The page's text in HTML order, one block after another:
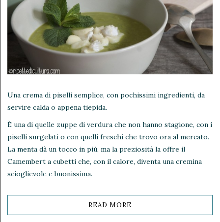
Una crema di piselli semplice, con pochissimi ingredienti, da
servire calda o appena tiepida.
È una di quelle zuppe di verdura che non hanno stagione, con i
piselli surgelati o con quelli freschi che trovo ora al mercato.
La menta dà un tocco in più, ma la preziosità la offre il
Camembert a cubetti che, con il calore, diventa una cremina
scioglievole e buonissima.
READ MORE